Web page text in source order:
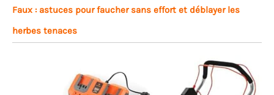
Faux : astuces pour faucher sans effort et déblayer les
herbes tenaces